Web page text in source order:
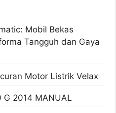
Mobil Bekas
Tangguh dan Gaya
Motor Listrik Velax
G 2014 MANUAL